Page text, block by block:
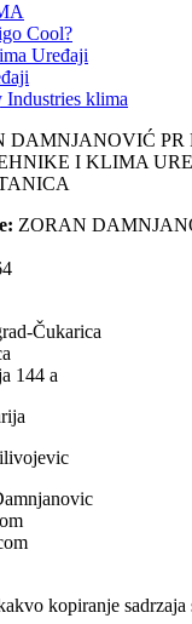
Cool?
Uređaji
klima
DAMNJANOVIĆ PR
I KLIMA
ZORAN
Čukarica
144 a
kopiranje sadrzaja